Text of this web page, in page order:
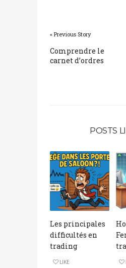
« Previous Story
Comprendre le
carnet d’ordres
POSTS
Les principales
difficultés en
trading
LIKE